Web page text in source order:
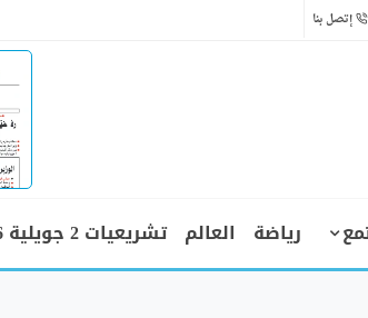
إتصل بنا
رياضة العالم تشريعيات 2 جويلية 2026